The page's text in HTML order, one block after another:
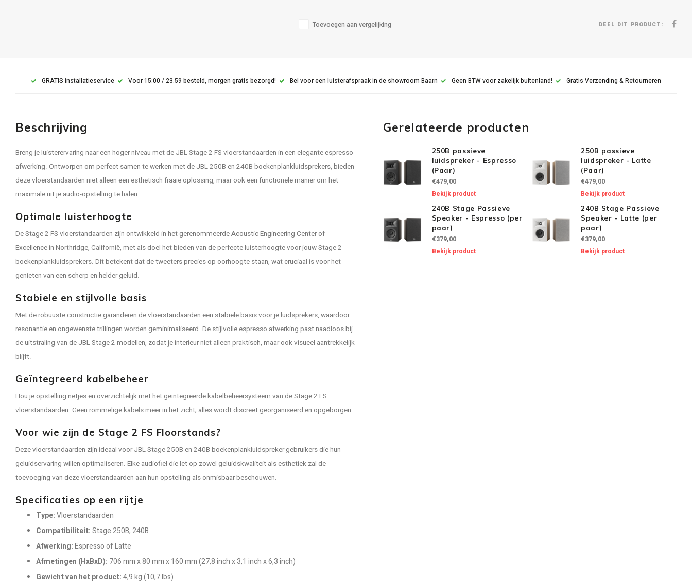
Toevoegen aan vergelijking DEEL DIT PRODUCT:
GRATIS installatieservice Voor 15:00 / 23.59 besteld, morgen gratis bezorgd! Bel voor een luisterafspraak in de showroom Baarn Geen BTW voor zakelijk buitenland! Gratis Verzending & Retourneren
Beschrijving
Breng je luisterervaring naar een hoger niveau met de JBL Stage 2 FS vloerstandaarden in een elegante espresso
afwerking. Ontworpen om perfect samen te werken met de JBL 250B en 240B boekenplankluidsprekers, bieden
deze vloerstandaarden niet alleen een esthetisch fraaie oplossing, maar ook een functionele manier om het
maximale uit je audio-opstelling te halen.
Optimale luisterhoogte
De Stage 2 FS vloerstandaarden zijn ontwikkeld in het gerenommeerde Acoustic Engineering Center of
Excellence in Northridge, Californië, met als doel het bieden van de perfecte luisterhoogte voor jouw Stage 2
boekenplankluidsprekers. Dit betekent dat de tweeters precies op oorhoogte staan, wat cruciaal is voor het
genieten van een scherp en helder geluid.
Stabiele en stijlvolle basis
Met de robuuste constructie garanderen de vloerstandaarden een stabiele basis voor je luidsprekers, waardoor
resonantie en ongewenste trillingen worden geminimaliseerd. De stijlvolle espresso afwerking past naadloos bij
de uitstraling van de JBL Stage 2 modellen, zodat je interieur niet alleen praktisch, maar ook visueel aantrekkelijk
blijft.
Geïntegreerd kabelbeheer
Hou je opstelling netjes en overzichtelijk met het geïntegreerde kabelbeheersysteem van de Stage 2 FS
vloerstandaarden. Geen rommelige kabels meer in het zicht; alles wordt discreet georganiseerd en opgeborgen.
Voor wie zijn de Stage 2 FS Floorstands?
Deze vloerstandaarden zijn ideaal voor JBL Stage 250B en 240B boekenplankluidspreker gebruikers die hun
geluidservaring willen optimaliseren. Elke audiofiel die let op zowel geluidskwaliteit als esthetiek zal de
toevoeging van deze vloerstandaarden aan hun opstelling als onmisbaar beschouwen.
Specificaties op een rijtje
Type:Vloerstandaarden
Compatibiliteit:Stage 250B, 240B
Afwerking:Espresso of Latte
Afmetingen (HxBxD): 706 mm x 80 mm x 160 mm (27,8 inch x 3,1 inch x 6,3 inch)
Gewicht van het product:4,9 kg (10,7 lbs)
Gerelateerde producten
250B passieve
luidspreker - Espresso
(Paar)
€479,00
Bekijk product
250B passieve
luidspreker - Latte
(Paar)
€479,00
Bekijk product
240B Stage Passieve
Speaker - Espresso (per
paar)
€379,00
Bekijk product
240B Stage Passieve
Speaker - Latte (per
paar)
€379,00
Bekijk product